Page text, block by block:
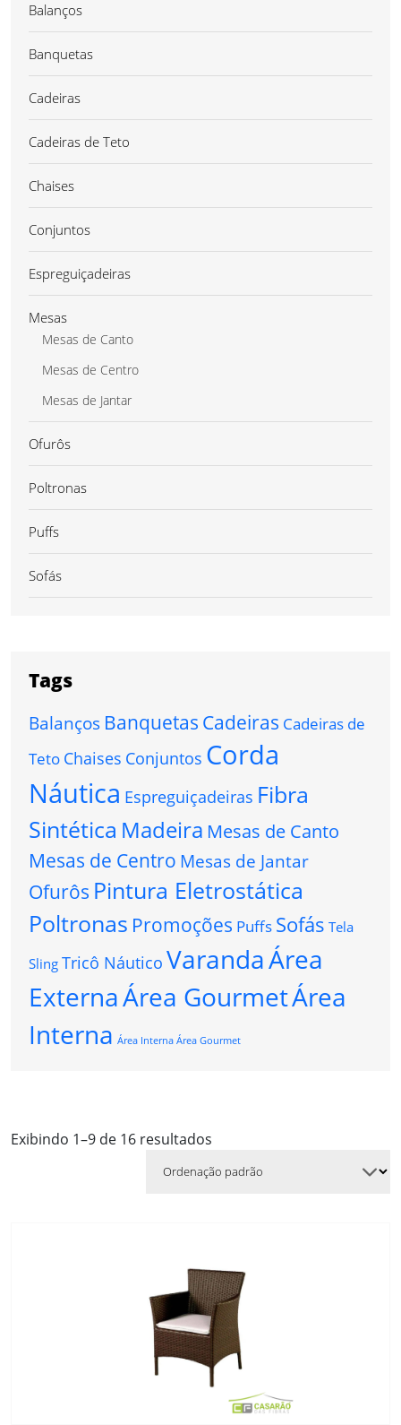
Balanços
Banquetas
Cadeiras
Cadeiras de Teto
Chaises
Conjuntos
Espreguiçadeiras
Mesas
Mesas de Canto
Mesas de Centro
Mesas de Jantar
Ofurôs
Poltronas
Puffs
Sofás
Tags
Balanços Banquetas Cadeiras Cadeiras de
Teto Chaises Conjuntos Corda
Náutica Espreguiçadeiras Fibra
Sintética Madeira Mesas de Canto
Mesas de Centro Mesas de Jantar
Ofurôs Pintura Eletrostática
Poltronas Promoções Puffs Sofás Tela
Sling Tricô Náutico VarandaÁrea
ExternaÁrea GourmetÁrea
Interna Área Interna Área Gourmet
Exibindo 1–9 de 16 resultados